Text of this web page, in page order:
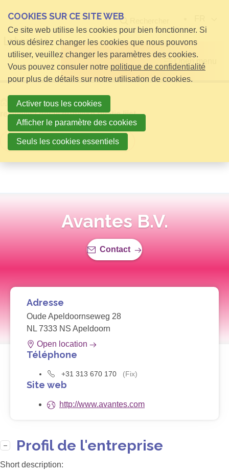
Open menu
Homeinfos pour Visiteurs
relatielijst detail publieke relatie lijst
Retour à la vue d'ensemble
Avantes B.V.
Contact
Adresse
Oude Apeldoornseweg 28
NL 7333 NS Apeldoorn
Open location
Téléphone
+31 313 670 170 (Fix)
Site web
http://www.avantes.com
Profil de l'entreprise
Short description:
COOKIES SUR CE SITE WEB
Ce site web utilise les cookies pour bien fonctionner. Si
vous désirez changer les cookies que nous pouvons
utiliser, veuillez changer les paramètres des cookies.
Vous pouvez consuler notre politique de confidentialité
pour plus de détails sur notre utilisation de cookies.
Activer tous les cookies
Afficher le paramètre des cookies
Seuls les cookies essentiels